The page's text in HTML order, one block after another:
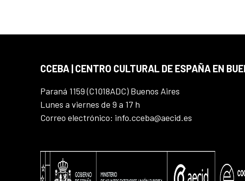
CCEBA | CENTRO CULTURAL DE ESPAÑA EN
Paraná 1159 (C1018ADC) Buenos Aires
Lunes a viernes de 9 a 17 h
Correo electrónico: info.cceba@aecid.es